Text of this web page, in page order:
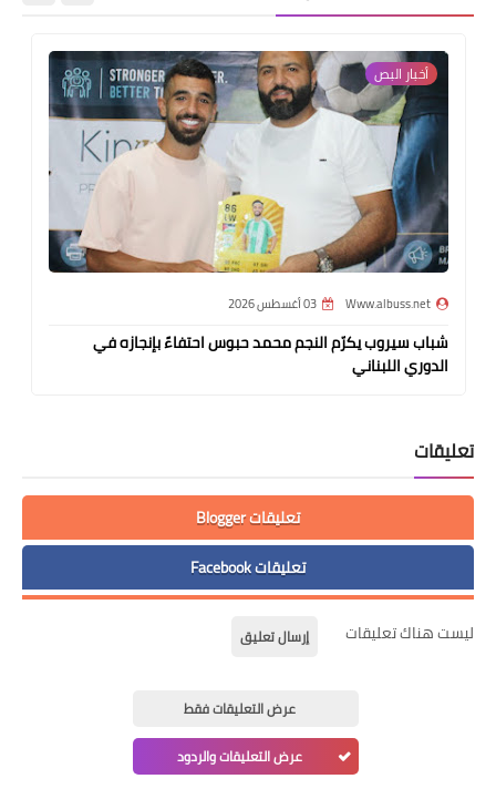
أخبار البص‏
Www.albuss.net 03 أغسطس 2026
شباب سيروب يكرّم النجم محمد حبوس احتفاءً بإنجازه في
الدوري اللبناني
تعليقات
تعليقات Blogger
تعليقات Facebook
ليست هناك تعليقات إرسال تعليق
عرض التعليقات فقط
عرض التعليقات والردود